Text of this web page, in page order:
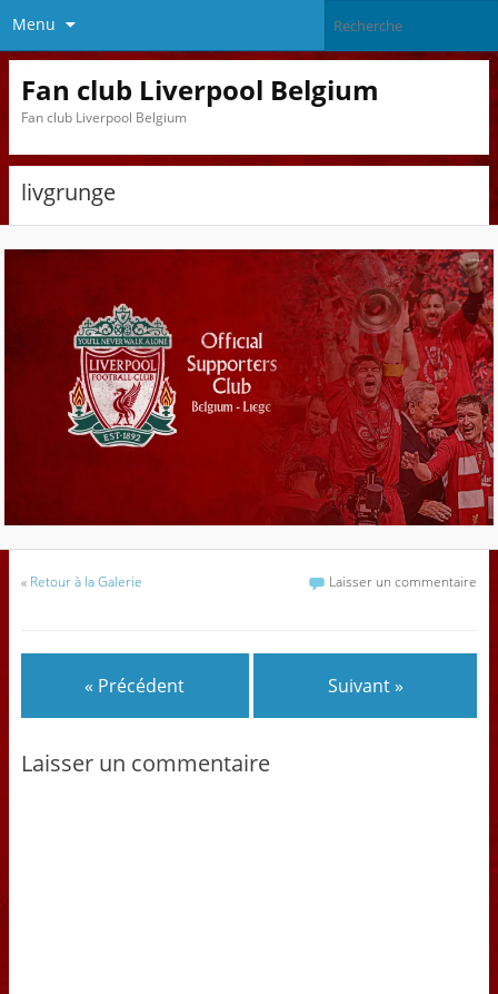
Menu
Fan club Liverpool Belgium
Fan club Liverpool Belgium
livgrunge
« Retour à la Galerie Laisser un commentaire
« Précédent Suivant »
Laisser un commentaire